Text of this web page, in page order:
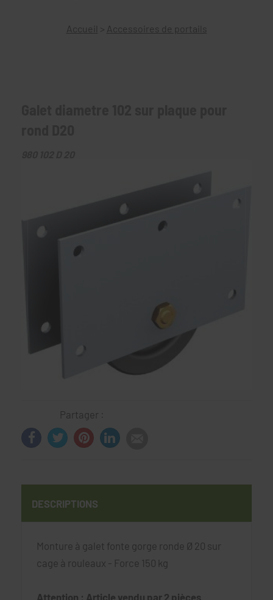
Accueil > Accessoires de portails
Partager :
DESCRIPTIONS
Monture à galet fonte gorge ronde Ø 20 sur
cage à rouleaux - Force 150 kg
Attention : Article vendu par 2 pièces